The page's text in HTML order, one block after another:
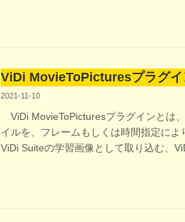
ViDi MovieToPicturesプラグイ
2021-11-10
ViDi MovieToPicturesプラグインとは
イルを、フレームもしくは時間指定に
ViDi Suiteの学習画像として取り込む、